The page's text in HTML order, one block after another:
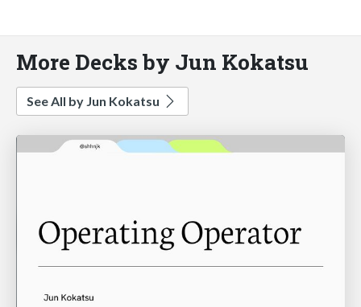
More Decks by Jun Kokatsu
See All by Jun Kokatsu